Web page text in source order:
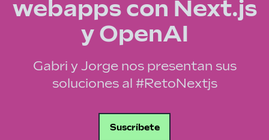
webapps con Next.js
y OpenAI
Gabri y Jorge nos presentan sus
soluciones al #RetoNextjs
Suscríbete